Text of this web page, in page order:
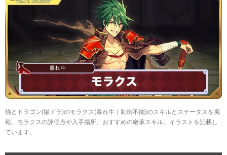
猫とドラゴン(猫ドラ)のモラクス(暴れ牛｜制御不能)のスキルとステータスを掲
載。モラクスの評価点や入手場所、おすすめの継承スキル、イラストを記載し
ています。